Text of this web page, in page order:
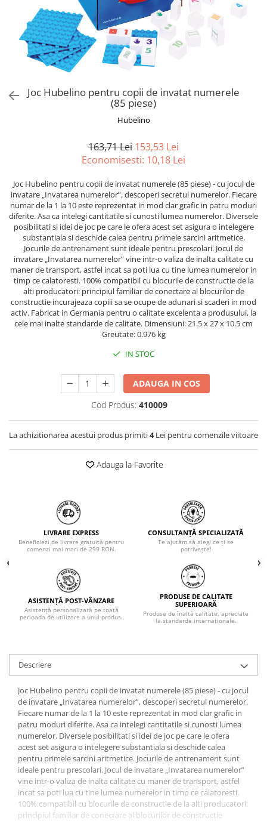
Consultanta Instalare
Jucarii de Sortare
Jucarii de tras
Jucarii din plus
Jucarii muzicale
Jucarii pentru baie
PAPUSI
Joc Hubelino pentru copii de invatat numerele
(85 piese)
Hubelino
163,71 Lei 153,53 Lei
Economisesti: 10,18 Lei
Joc Hubelino pentru copii de invatat numerele (85 piese) - cu jocul de
invatare „Invatarea numerelor”, descoperi secretul numerelor. Fiecare
numar de la 1 la 10 este reprezentat in mod clar grafic in patru moduri
diferite. Asa ca intelegi cantitatile si cunosti lumea numerelor. Diversele
posibilitati si idei de joc pe care le ofera acest set asigura o intelegere
substantiala si deschide calea pentru primele sarcini aritmetice.
Jocurile de antrenament sunt ideale pentru prescolari. Jocul de
invatare „Invatarea numerelor” vine intr-o valiza de inalta calitate cu
maner de transport, astfel incat sa poti lua cu tine lumea numerelor in
timp ce calatoresti. 100% compatibil cu blocurile de constructie de la
alti producatori: principiul familiar de conectare al blocurilor de
constructie incurajeaza copiii sa se ocupe de adunari si scaderi in mod
activ. Fabricat in Germania pentru o calitate excelenta a produsului, la
cele mai inalte standarde de calitate. Dimensiuni: 21.5 x 27 x 10.5 cm
Greutate: 0.976 kg
IN STOC
ADAUGA IN COS
Cod Produs: 410009
La achizitionarea acestui produs primiti4Lei pentru comenzile viitoare
Adauga la Favorite
LIVRARE EXPRESS
Beneficiezi de livrare gratuită pentru
comenzi mai mari de 299 RON.
CONSULTANȚĂ SPECIALIZATĂ
Te ajutăm să alegi ce ți se
potrivește!
ASISTENȚĂ POST-VÂNZARE
Asistență personalizată pe toată
perioada de utilizare a unui produs.
PRODUSE DE CALITATE
SUPERIOARĂ
Produse de înaltă calitate, apreciate
la standarde internaționale.
Descriere
Joc Hubelino pentru copii de invatat numerele (85 piese) - cu jocul
de invatare „Invatarea numerelor”, descoperi secretul numerelor.
Fiecare numar de la 1 la 10 este reprezentat in mod clar grafic in
patru moduri diferite. Asa ca intelegi cantitatile si cunosti lumea
numerelor. Diversele posibilitati si idei de joc pe care le ofera
acest set asigura o intelegere substantiala si deschide calea
pentru primele sarcini aritmetice. Jocurile de antrenament sunt
ideale pentru prescolari. Jocul de invatare „Invatarea numerelor”
vine intr-o valiza de inalta calitate cu maner de transport, astfel
incat sa poti lua cu tine lumea numerelor in timp ce calatoresti.
100% compatibil cu blocurile de constructie de la alti producatori:
principiul familiar de conectare al blocurilor de constructie